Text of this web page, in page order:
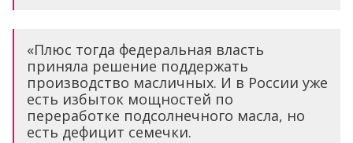
«Плюс тогда федеральная власть
приняла решение поддержать
производство масличных. И в России уже
есть избыток мощностей по
переработке подсолнечного масла, но
есть дефицит семечки.